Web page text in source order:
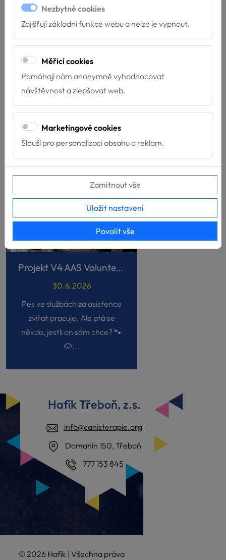
Nové týmy u Hafíka
4.7.2026
Máme velkou radost z nových
přípravu pro poskytování
služeb za...
Projekt V4 AAS Volunteers
30.6.2026
Pes ve službách za asistence
zvířat pracuje. Ale ptá se
někdo, jestli on sám chce? 🐾
🐶...
Hafík Třeboň, z.s.
info@canisterapie.org
Domanín 150, Třeboň
777 153 845
© 2026 Hafík | Všechna práva
Nezbytné cookies
Zajišťují základní funkce webu a nelze je vypnout.
Měřicí cookies
Pomáhají nám anonymně vyhodnocovat
návštěvnost a zlepšovat web.
Marketingové cookies
Slouží pro personalizaci obsahu a reklam.
Zamítnout vše
Uložit nastavení
Povolit vše